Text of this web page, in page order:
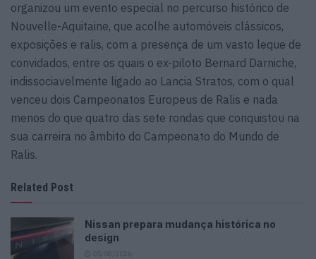
organizou um evento especial no percurso histórico de
Nouvelle-Aquitaine, que acolhe automóveis clássicos,
exposições e ralis, com a presença de um vasto leque de
convidados, entre os quais o ex-piloto Bernard Darniche,
indissociavelmente ligado ao Lancia Stratos, com o qual
venceu dois Campeonatos Europeus de Ralis e nada
menos do que quatro das sete rondas que conquistou na
sua carreira no âmbito do Campeonato do Mundo de
Ralis.
Related Post
Nissan prepara mudança histórica no
design